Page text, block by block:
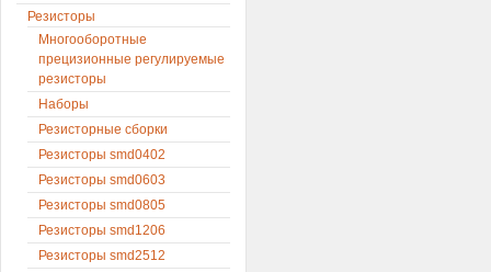
Резисторы
Многооборотные
прецизионные регулируемые
резисторы
Наборы
Резисторные сборки
Резисторы smd0402
Резисторы smd0603
Резисторы smd0805
Резисторы smd1206
Резисторы smd2512